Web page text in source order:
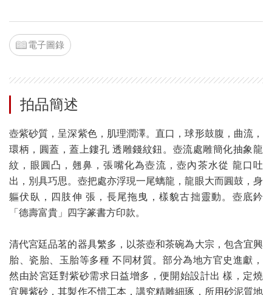
電子圖錄
拍品簡述
壺紫砂質，呈深紫色，肌理潤澤。直口，球形鼓腹，曲流，
環柄，圓蓋，蓋上鏤孔 透雕錢紋鈕。壺流處雕簡化抽象龍
紋，眼圓凸，翹鼻，張嘴化為壺流，壺內茶水從 龍口吐
出，別具巧思。壺把處亦浮現一尾螭龍，龍眼大而圓鼓，身
軀伏臥，四肢伸 張，長尾拖曳，樣貌古拙靈動。壺底鈐
「德壽富貴」四字篆書方印款。
清代宮廷品茗的器具繁多，以茶壺和茶碗為大宗，包含宜興
胎、瓷胎、玉胎等多種 不同材質。部分為地方官史進獻，
然由於宮廷對紫砂需求日益增多，便開始設計出 樣，定燒
宜興紫砂，其製作不惜工本，講究精雕細琢，所用砂泥質地